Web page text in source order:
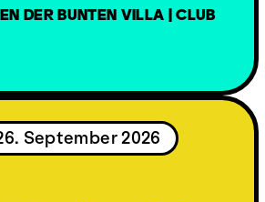
DER BUNTEN VILLA | CLUB
September 2026